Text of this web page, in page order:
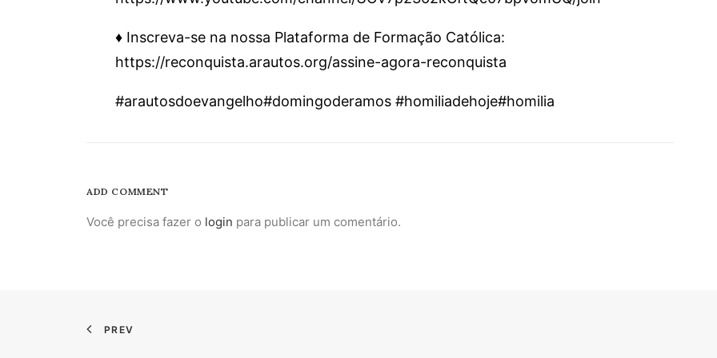
♦️ Inscreva-se na nossa Plataforma de Formação Católica:
https://reconquista.arautos.org/assine-agora-reconquista
#arautosdoevangelho#domingoderamos #homiliadehoje#homilia
ADD COMMENT
Você precisa fazer o login para publicar um comentário.
PREV